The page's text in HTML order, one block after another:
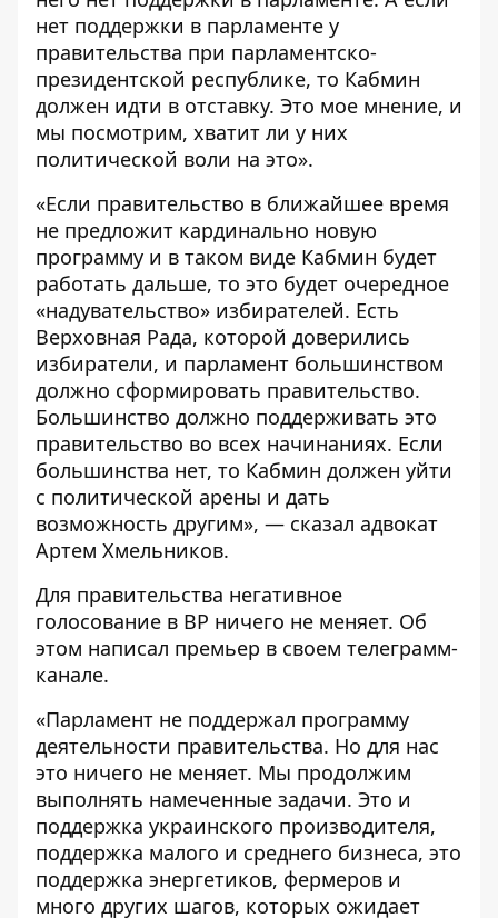
нет поддержки в парламенте у
правительства при парламентско-
президентской республике, то Кабмин
должен идти в отставку. Это мое мнение, и
мы посмотрим, хватит ли у них
политической воли на это».
«Если правительство в ближайшее время
не предложит кардинально новую
программу и в таком виде Кабмин будет
работать дальше, то это будет очередное
«надувательство» избирателей. Есть
Верховная Рада, которой доверились
избиратели, и парламент большинством
должно сформировать правительство.
Большинство должно поддерживать это
правительство во всех начинаниях. Если
большинства нет, то Кабмин должен уйти
с политической арены и дать
возможность другим», — сказал адвокат
Артем Хмельников.
Для правительства негативное
голосование в ВР ничего не меняет. Об
этом написал премьер в своем телеграмм-
канале.
«Парламент не поддержал программу
деятельности правительства. Но для нас
это ничего не меняет. Мы продолжим
выполнять намеченные задачи. Это и
поддержка украинского производителя,
поддержка малого и среднего бизнеса, это
поддержка энергетиков, фермеров и
много других шагов, которых ожидает